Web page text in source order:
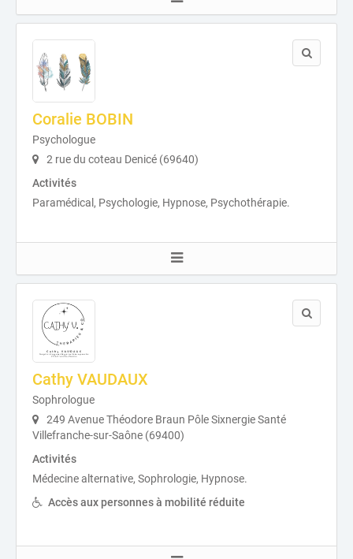
Coralie BOBIN
Psychologue
2 rue du coteau Denicé (69640)
Activités
Paramédical, Psychologie, Hypnose, Psychothérapie.
Cathy VAUDAUX
Sophrologue
249 Avenue Théodore Braun Pôle Sixnergie Santé
Villefranche-sur-Saône (69400)
Activités
Médecine alternative, Sophrologie, Hypnose.
Accès aux personnes à mobilité réduite